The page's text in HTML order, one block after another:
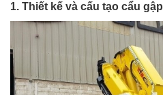
1. Thiết kế và cấu tạo cẩu gập